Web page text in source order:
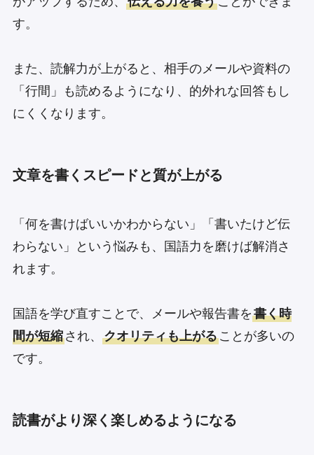
す。
また、読解力が上がると、相手のメールや資料の
「行間」も読めるようになり、的外れな回答もし
にくくなります。
文章を書くスピードと質が上がる
「何を書けばいいかわからない」「書いたけど伝
わらない」という悩みも、国語力を磨けば解消さ
れます。
国語を学び直すことで、メールや報告書を書く時
間が短縮され、 クオリティも上がることが多いの
です。
読書がより深く楽しめるようになる